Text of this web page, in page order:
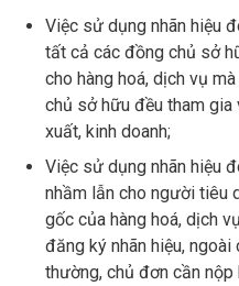
Việc sử dụng nhãn hiệu
tất cả các đồng chủ sở
cho hàng hoá, dịch vụ
chủ sở hữu đều tham gia
xuất, kinh doanh;
Việc sử dụng nhãn hiệu
nhầm lẫn cho người tiêu
gốc của hàng hoá, dịch
đăng ký nhãn hiệu,
thường, chủ đơn cần